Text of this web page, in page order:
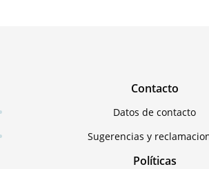
Contacto
Datos de contacto
Sugerencias y
Políticas